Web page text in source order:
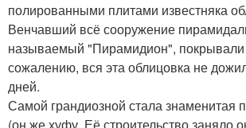
полированными плитами известняка
Венчавший всё сооружение
называемый "Пирамидион", покрывали
сожалению, вся эта облицовка не
дней.
Самой грандиозной стала знаменитая